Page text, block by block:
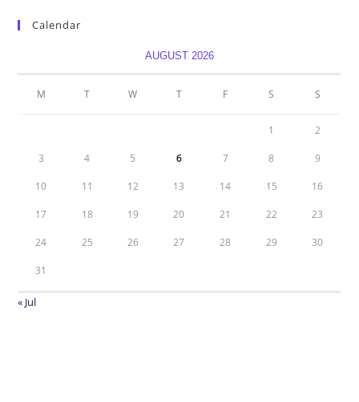
Calendar
AUGUST 2026
M T W T F S S
1 2
3 4 5 6 7 8 9
10 11 12 13 14 15 16
17 18 19 20 21 22 23
24 25 26 27 28 29 30
31
« Jul